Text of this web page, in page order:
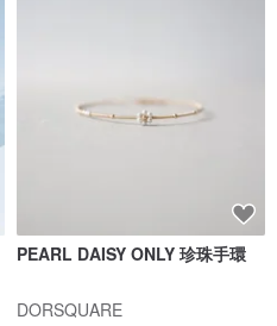
PEARL DAISY ONLY 珍珠手環
DORSQUARE